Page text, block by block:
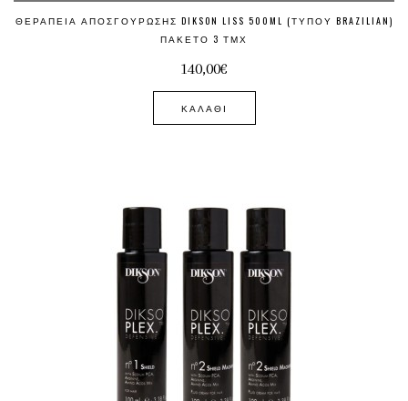
ΘΕΡΑΠΕΊΑ ΑΠΟΣΓΟΎΡΩΣΗΣ DIKSON LISS 500ML (ΤΎΠΟΥ BRAZILIAN)
ΠΑΚΈΤΟ 3 ΤΜΧ
140,00€
ΚΑΛΆΘΙ